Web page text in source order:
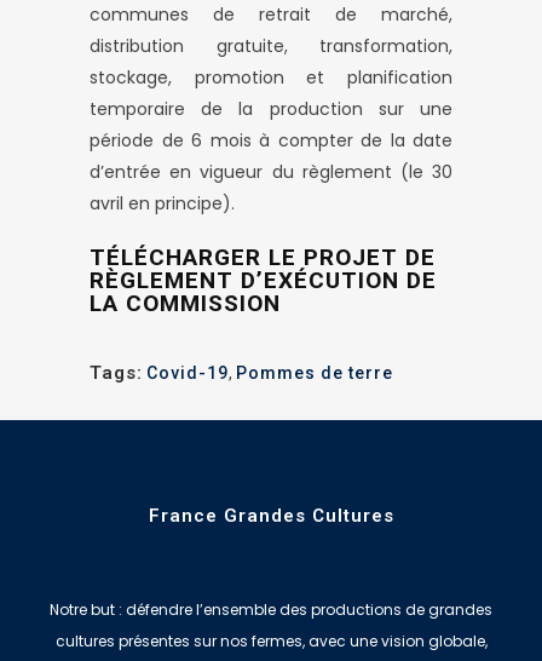
communes de retrait de marché,
distribution gratuite, transformation,
stockage, promotion et planification
temporaire de la production sur une
période de 6 mois à compter de la date
d’entrée en vigueur du règlement (le 30
avril en principe).
TÉLÉCHARGER LE PROJET DE
RÈGLEMENT D’EXÉCUTION DE
LA COMMISSION
Tags: Covid-19, Pommes de terre
France Grandes Cultures
Notre but : défendre l’ensemble des productions de grandes
cultures présentes sur nos fermes, avec une vision globale,